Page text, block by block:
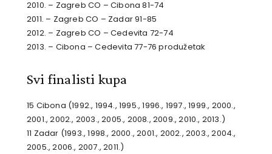
2010. – Zagreb CO – Cibona 81-74
2011. – Zagreb CO – Zadar 91-85
2012. – Zagreb CO – Cedevita 72-74
2013. – Cibona – Cedevita 77-76 produžetak
Svi finalisti kupa
15 Cibona (1992., 1994., 1995., 1996., 1997., 1999., 2000.,
2001., 2002., 2003., 2005., 2008., 2009., 2010., 2013.)
11 Zadar (1993., 1998., 2000., 2001., 2002., 2003., 2004.,
2005., 2006., 2007., 2011.)